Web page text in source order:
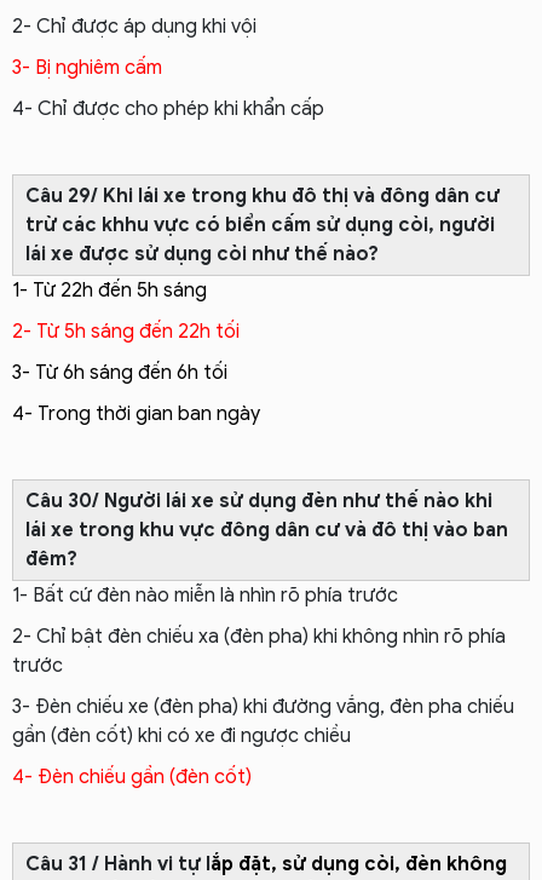
2- Chỉ được áp dụng khi vội
3- Bị nghiêm cấm
4- Chỉ được cho phép khi khẩn cấp
Câu 29/ Khi lái xe trong khu đô thị và đông dân cư
trừ các khhu vực có biển cấm sử dụng còi, người
lái xe được sử dụng còi như thế nào?
1- Từ 22h đến 5h sáng
2- Từ 5h sáng đến 22h tối
3- Từ 6h sáng đến 6h tối
4- Trong thời gian ban ngày
Câu 30/ Người lái xe sử dụng đèn như thế nào khi
lái xe trong khu vực đông dân cư và đô thị vào ban
đêm?
1- Bất cứ đèn nào miễn là nhìn rõ phía trước
2- Chỉ bật đèn chiếu xa (đèn pha) khi không nhìn rõ phía
trước
3- Đèn chiếu xe (đèn pha) khi đường vắng, đèn pha chiếu
gần (đèn cốt) khi có xe đi ngược chiều
4- Đèn chiếu gần (đèn cốt)
Câu 31 / Hành vi tự lắp đặt, sử dụng còi, đèn không